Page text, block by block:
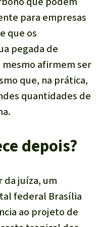
para empresas
que os
pegada de
afirmem ser
que, na prática,
quantidades de
depois?
da juíza, um
federal Brasília
ao projeto de